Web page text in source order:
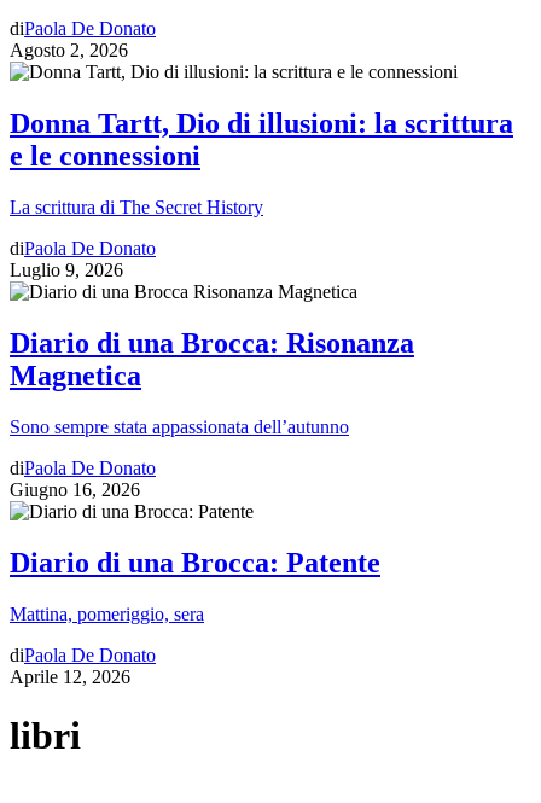
diPaola De Donato
Agosto 2, 2026
Donna Tartt, Dio di illusioni: la scrittura
e le connessioni
La scrittura di The Secret History
diPaola De Donato
Luglio 9, 2026
Diario di una Brocca: Risonanza
Magnetica
Sono sempre stata appassionata dell’autunno
diPaola De Donato
Giugno 16, 2026
Diario di una Brocca: Patente
Mattina, pomeriggio, sera
diPaola De Donato
Aprile 12, 2026
libri